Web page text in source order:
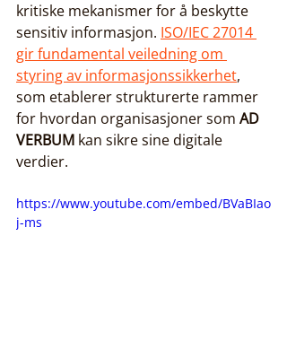
kritiske mekanismer for å beskytte
sensitiv informasjon. ISO/IEC 27014
gir fundamental veiledning om
styring av informasjonssikkerhet,
som etablerer strukturerte rammer
for hvordan organisasjoner som AD
VERBUM kan sikre sine digitale
verdier.
https://www.youtube.com/embed/BVaBIao
j-ms